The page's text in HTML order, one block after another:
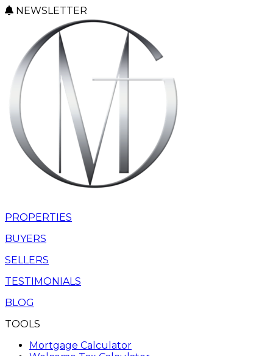
NEWSLETTER
PROPERTIES
BUYERS
SELLERS
TESTIMONIALS
BLOG
TOOLS
Mortgage Calculator